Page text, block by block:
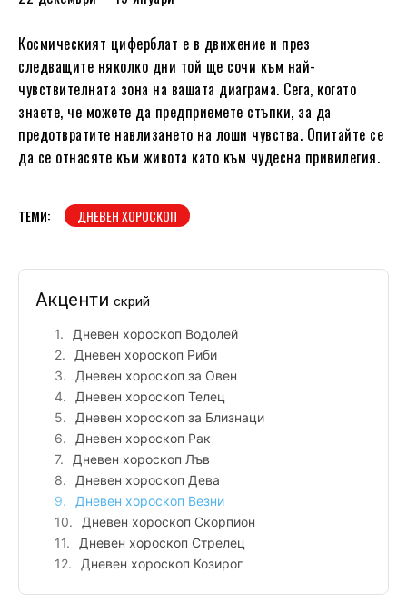
Космическият циферблат е в движение и през
следващите няколко дни той ще сочи към най-
чувствителната зона на вашата диаграма. Сега, когато
знаете, че можете да предприемете стъпки, за да
предотвратите навлизането на лоши чувства. Опитайте се
да се отнасяте към живота като към чудесна привилегия.
ТЕМИ: ДНЕВЕН ХОРОСКОП
Акценти скрий
Дневен хороскоп Водолей
Дневен хороскоп Риби
Дневен хороскоп за Овен
Дневен хороскоп Телец
Дневен хороскоп за Близнаци
Дневен хороскоп Рак
Дневен хороскоп Лъв
Дневен хороскоп Дева
Дневен хороскоп Везни
Дневен хороскоп Скорпион
Дневен хороскоп Стрелец
Дневен хороскоп Козирог